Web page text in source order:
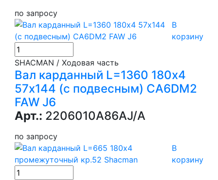
по запросу
В
корзину
SHACMAN / Ходовая часть
Вал карданный L=1360 180х4
57х144 (с подвесным) CA6DM2
FAW J6
Арт.: 2206010A86AJ/A
по запросу
В
корзину